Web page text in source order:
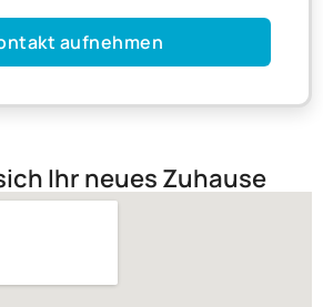
aufnehmen
Ihr neues Zuhause